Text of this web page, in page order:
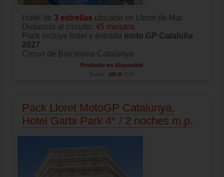
Hotel de 3 estrellas ubicado en Lloret de Mar
Distancia al circuito: 45 minutos
Pack incluye hotel y entrada moto GP Cataluña
2027
Circuit de Barcelona-Catalunya
Producto no disponible
Precio: 189.00 EUR
Pack Lloret MotoGP Catalunya,
Hotel Garbi Park 4* / 2 noches m.p.